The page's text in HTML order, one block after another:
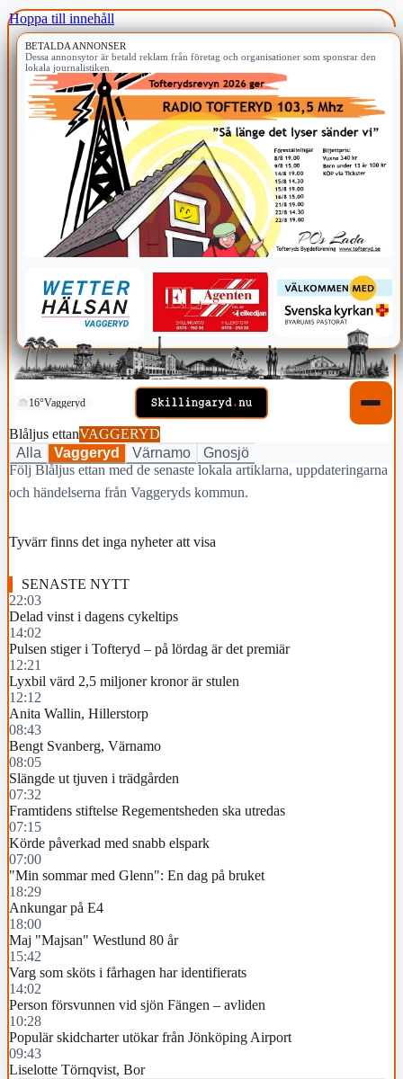
Hoppa till innehåll
BETALDA ANNONSER
Dessa annonsytor är betald reklam från företag och organisationer som sponsrar den
lokala journalistiken.
16°Vaggeryd
Blåljus ettanVAGGERYD
Alla
Vaggeryd Värnamo
Gnosjö
Följ Blåljus ettan med de senaste lokala artiklarna, uppdateringarna
och händelserna från Vaggeryds kommun.
Tyvärr finns det inga nyheter att visa
SENASTE NYTT
22:03
Delad vinst i dagens cykeltips
14:02
Pulsen stiger i Tofteryd – på lördag är det premiär
12:21
Lyxbil värd 2,5 miljoner kronor är stulen
12:12
Anita Wallin, Hillerstorp
08:43
Bengt Svanberg, Värnamo
08:05
Slängde ut tjuven i trädgården
07:32
Framtidens stiftelse Regementsheden ska utredas
07:15
Körde påverkad med snabb elspark
07:00
"Min sommar med Glenn": En dag på bruket
18:29
Ankungar på E4
18:00
Maj "Majsan" Westlund 80 år
15:42
Varg som sköts i fårhagen har identifierats
14:02
Person försvunnen vid sjön Fängen – avliden
10:28
Populär skidcharter utökar från Jönköping Airport
09:43
Liselotte Törnqvist, Bor